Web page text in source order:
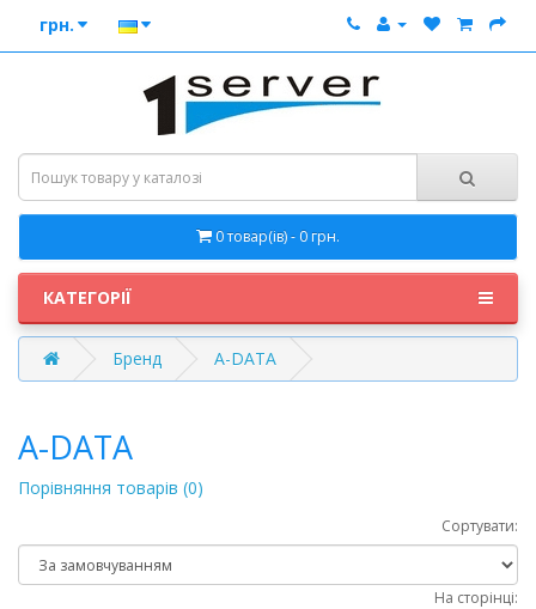
грн.
0 товар(ів) - 0 грн.
КАТЕГОРІЇ
Бренд A-DATA
A-DATA
Порівняння товарів (0)
Сортувати:
На сторінці: